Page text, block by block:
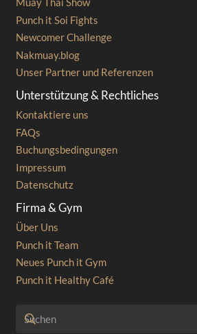
Punch it Soi Fights
Newcomer Challenge
Nakmuay.blog
Unser Partner und Referenzen
Unterstützung & Rechtliches
Kontaktiere uns
FAQs
Buchungsbedingungen
Impressum
Datenschutz
Firma & Gym
Über Uns
Punch it Team
Neues Punch it Gym
Punch it Healthy Café